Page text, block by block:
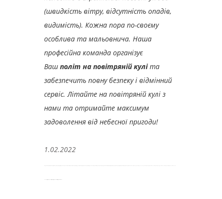
(швидкість вітру, відсутність опадів,
видимість). Кожна пора по-своєму
особлива та мальовнича. Наша
професійна команда організує
Ваш політ на повітряній куліта
забезпечить повну безпеку і відмінний
сервіс.Літайте на повітряній кулі з
нами та отримайте максимум
задоволення від небесної пригоди!
1.02.2022